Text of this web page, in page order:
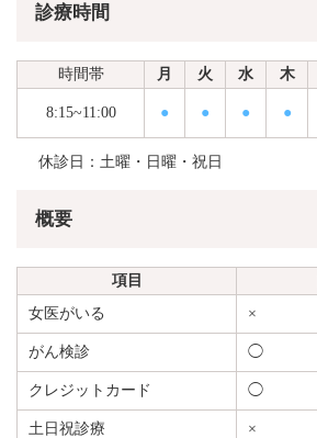
診療時間
時間帯 月 火 水 木
8:15~11:00 ● ● ● ●
休診日：土曜・日曜・祝日
概要
項目
女医がいる
×
がん検診 ◯
クレジットカード ◯
土日祝診療 ×